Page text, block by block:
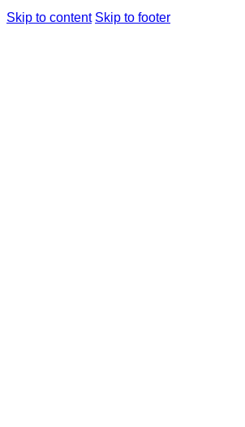
Skip to content Skip to footer